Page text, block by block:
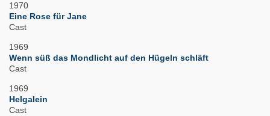
1970
Eine Rose für Jane
Cast
1969
Wenn süß das Mondlicht auf den Hügeln schläft
Cast
1969
Helgalein
Cast